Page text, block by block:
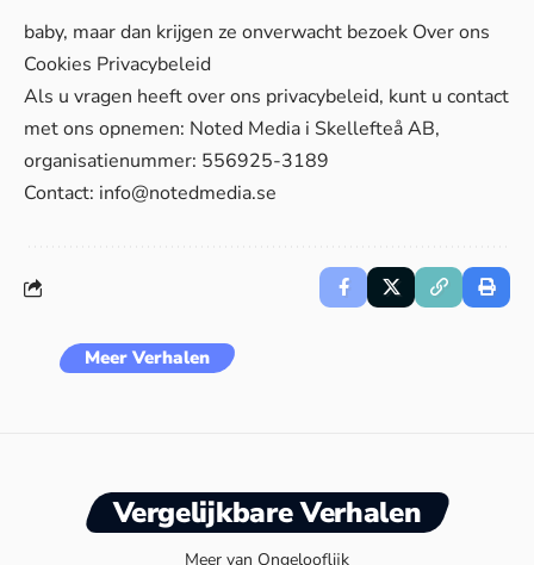
baby, maar dan krijgen ze onverwacht bezoek Over ons
Cookies Privacybeleid
Als u vragen heeft over ons privacybeleid, kunt u contact
met ons opnemen: Noted Media i Skellefteå AB,
organisatienummer: 556925-3189
Contact: info@notedmedia.se
Meer Verhalen
Vergelijkbare Verhalen
Meer van Ongelooflijk